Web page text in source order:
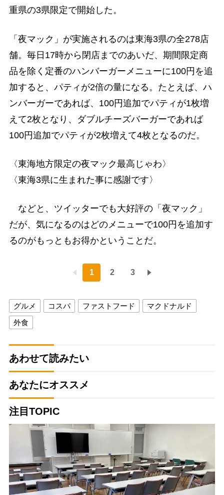
重県の3県限定で開始した。
「夜マック」が実施されるのは東海3県の全278店
舗。毎日17時から閉店までのあいだ、期間限定商
品を除く定番のハンバーガーメニューに100円を追
加すると、パティが2倍の量になる。たとえば、ハ
ンバーガーであれば、100円追加でパティが1枚増
えて2枚となり、ダブルチーズバーガーであれば
100円追加でパティが2枚増えて4枚となるのだ。
〈東海地方限定の夜マック最高じゃわ〉
〈東海3県に生まれた事に感謝です〉
などと、ツイッターでも大好評の「夜マック」
だが、気になるのはどのメニューで100円を追加す
るのがもっともお得かということだ。
1 2 3
グルメ コスパ ファストフード
マクドナルド
外食
あわせて読みたい
あなたにオススメ
注目TOPIC